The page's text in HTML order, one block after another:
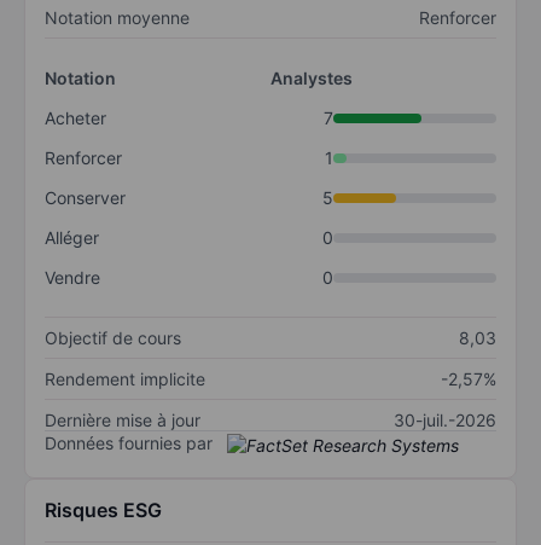
Notation moyenne Renforcer
Notation
Analystes
Acheter
7
Renforcer
1
Conserver
5
Alléger
0
Vendre
0
Objectif de cours
8,03
Rendement implicite
-2,57%
Dernière mise à jour
30-juil.-2026
Données fournies par
Risques ESG